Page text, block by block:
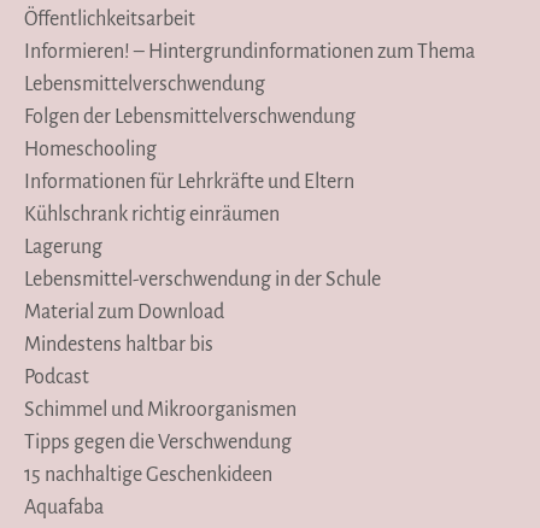
Öffentlichkeitsarbeit
Informieren! – Hintergrundinformationen zum Thema
Lebensmittelverschwendung
Folgen der Lebensmittelverschwendung
Homeschooling
Informationen für Lehrkräfte und Eltern
Kühlschrank richtig einräumen
Lagerung
Lebensmittel-verschwendung in der Schule
Material zum Download
Mindestens haltbar bis
Podcast
Schimmel und Mikroorganismen
Tipps gegen die Verschwendung
15 nachhaltige Geschenkideen
Aquafaba